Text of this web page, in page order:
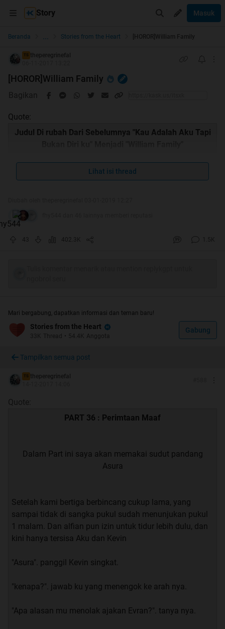
Story Masuk
Beranda ... Stories from the Heart [HOROR]William Family
TS
theperegrinefal
[HOROR]William Family
Bagikan
Quote:
Judul Di rubah Dari Sebelumnya "Kau Adalah Aku Tapi
Quote:
Lihat isi thread
43 402.3K 1.5K
Mari bergabung, dapatkan informasi dan teman baru!
Stories from the Heart
33K Thread • 54.4K Anggota
Gabung
Tampilkan semua post
TS theperegrinefal
Quote:
PART 36 : Perimtaan Maaf
Dalam Part ini saya akan memakai sudut pandang
Asura
Setelah kami bertiga berbincang cukup lama, yang
sampai tidak di sangka pukul sudah menunjukan pukul
1 malam. Dan alfian pun izin untuk tidur lebih dulu, dan
kini hanya tersisa Aku dan Kevin
"Asura". panggil Kevin singkat.
"kenapa?". jawab ku yang menengok ke arah nya.
"Apa alasan mu menolak ajakan Evran?". tanya nya.